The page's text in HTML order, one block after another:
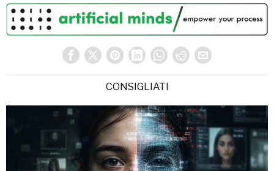
CONSIGLIATI